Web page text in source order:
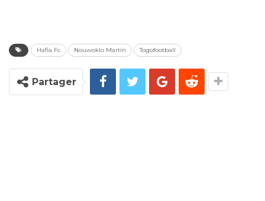
Hafia Fc Nouwoklo Martin Togofootball
Partager